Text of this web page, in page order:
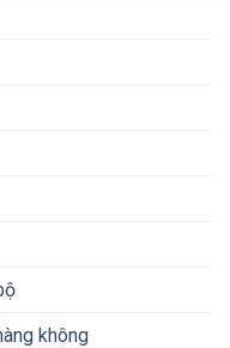
không